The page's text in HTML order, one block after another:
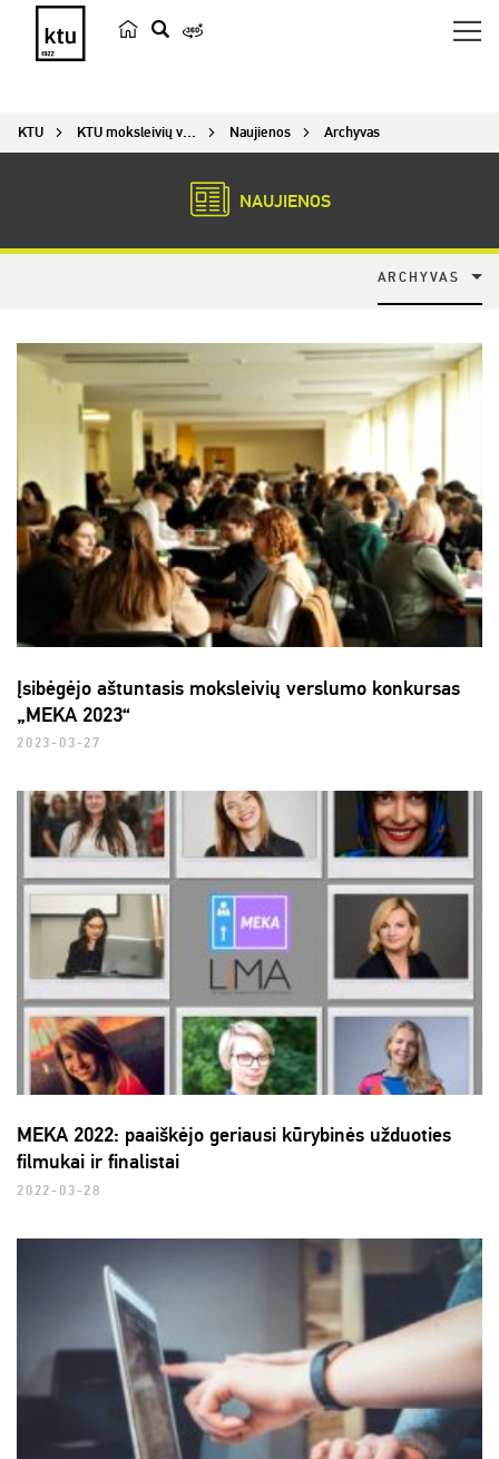
e
KTU KTU moksleivių verslumo konkursas MEKA Naujienos Archyvas
NAUJIENOS
ARCHYVAS
Įsibėgėjo aštuntasis moksleivių verslumo konkursas
„MEKA 2023“
2023-03-27
MEKA 2022: paaiškėjo geriausi kūrybinės užduoties
filmukai ir finalistai
2022-03-28